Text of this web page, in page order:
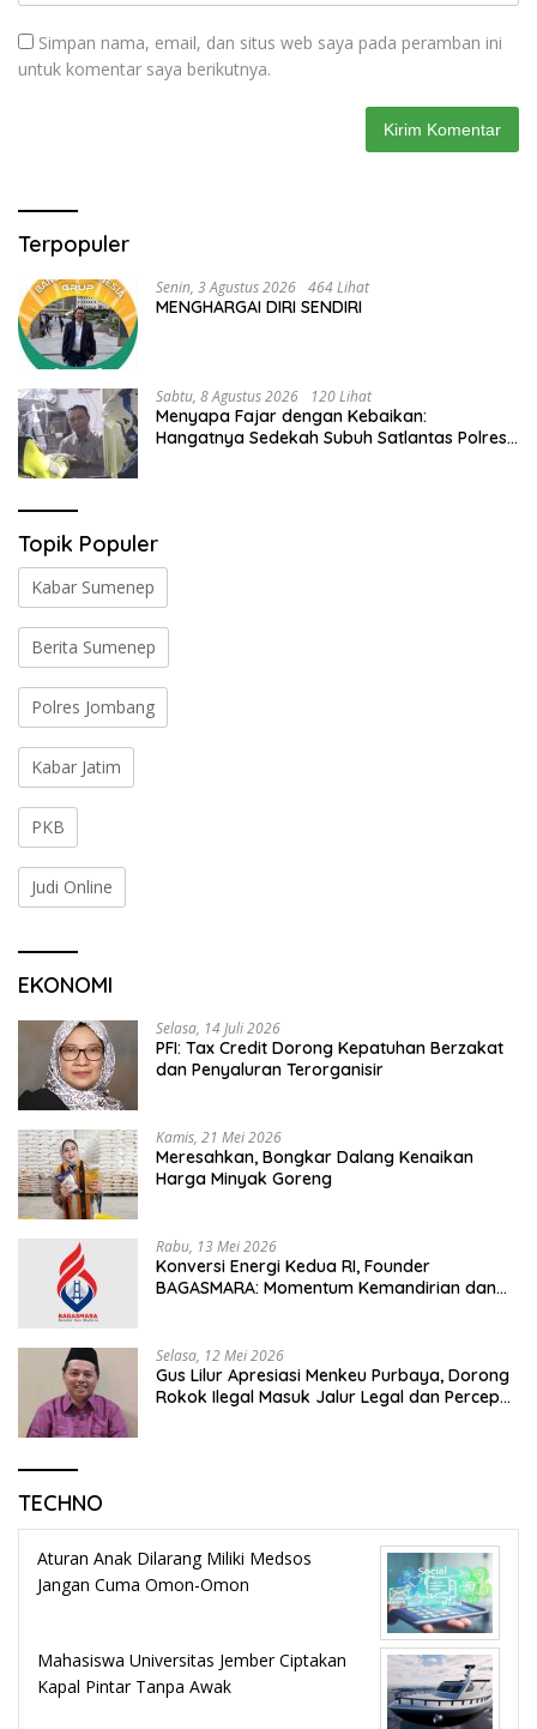
Simpan nama, email, dan situs web saya pada peramban ini
untuk komentar saya berikutnya.
Terpopuler
Senin, 3 Agustus 2026 464 Lihat
MENGHARGAI DIRI SENDIRI
Sabtu, 8 Agustus 2026 120 Lihat
Menyapa Fajar dengan Kebaikan:
Hangatnya Sedekah Subuh Satlantas Polres
Topik Populer
Kabar Sumenep
Berita Sumenep
Polres Jombang
Kabar Jatim
PKB
Judi Online
EKONOMI
Selasa, 14 Juli 2026
PFI: Tax Credit Dorong Kepatuhan Berzakat
dan Penyaluran Terorganisir
Kamis, 21 Mei 2026
Meresahkan, Bongkar Dalang Kenaikan
Harga Minyak Goreng
Rabu, 13 Mei 2026
Konversi Energi Kedua RI, Founder
BAGASMARA: Momentum Kemandirian dan
Selasa, 12 Mei 2026
Gus Lilur Apresiasi Menkeu Purbaya, Dorong
Rokok Ilegal Masuk Jalur Legal dan Percepat
TECHNO
Aturan Anak Dilarang Miliki Medsos
Jangan Cuma Omon-Omon
Mahasiswa Universitas Jember Ciptakan
Kapal Pintar Tanpa Awak